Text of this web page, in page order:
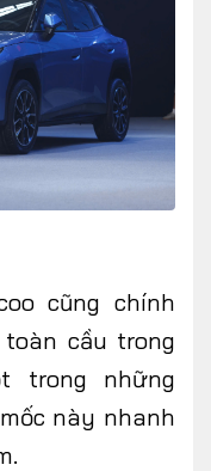
cũng chính
cầu trong
trong những
này nhanh